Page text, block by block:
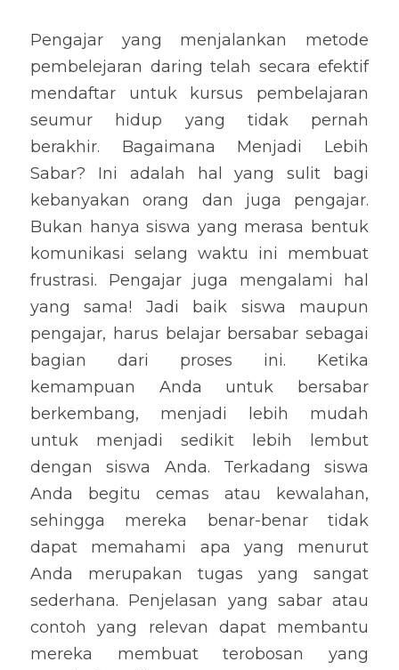
Pengajar yang menjalankan metode
pembelejaran daring telah secara efektif
mendaftar untuk kursus pembelajaran
seumur hidup yang tidak pernah
berakhir. Bagaimana Menjadi Lebih
Sabar? Ini adalah hal yang sulit bagi
kebanyakan orang dan juga pengajar.
Bukan hanya siswa yang merasa bentuk
komunikasi selang waktu ini membuat
frustrasi. Pengajar juga mengalami hal
yang sama! Jadi baik siswa maupun
pengajar, harus belajar bersabar sebagai
bagian dari proses ini. Ketika
kemampuan Anda untuk bersabar
berkembang, menjadi lebih mudah
untuk menjadi sedikit lebih lembut
dengan siswa Anda. Terkadang siswa
Anda begitu cemas atau kewalahan,
sehingga mereka benar-benar tidak
dapat memahami apa yang menurut
Anda merupakan tugas yang sangat
sederhana. Penjelasan yang sabar atau
contoh yang relevan dapat membantu
mereka membuat terobosan yang